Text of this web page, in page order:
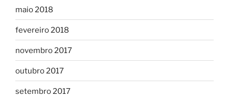
maio 2018
fevereiro 2018
novembro 2017
outubro 2017
setembro 2017